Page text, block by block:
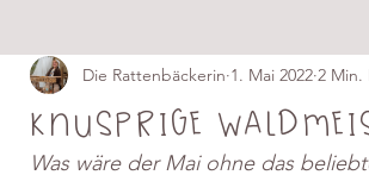
und Hauptgerichte
Knusprige
Die Rattenbäckerin 1. Mai 2022 2 Min.
Was wäre der Mai ohne das